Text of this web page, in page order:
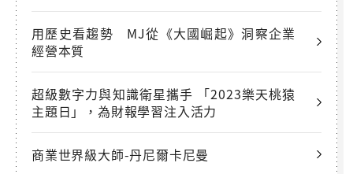
用歷史看趨勢 MJ從《大國崛起》洞察企業
經營本質
超級數字力與知識衛星攜手 「2023樂天桃猿
主題日」，為財報學習注入活力
商業世界級大師-丹尼爾卡尼曼